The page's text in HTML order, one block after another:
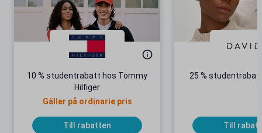
10 % studentrabatt hos Tommy
Hilfiger
Gäller på ordinarie pris
Till rabatten
25 %
Till